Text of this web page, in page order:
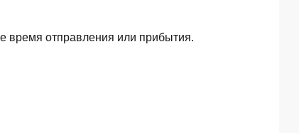
время отправления или прибытия.